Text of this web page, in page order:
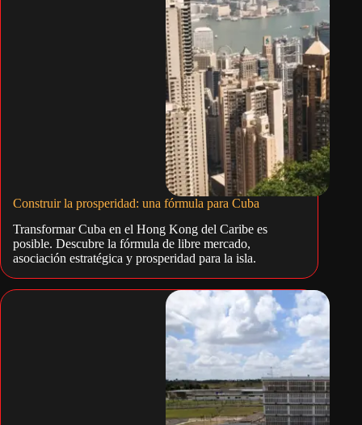
Construir la prosperidad: una fórmula para Cuba
Transformar Cuba en el Hong Kong del Caribe es
posible. Descubre la fórmula de libre mercado,
asociación estratégica y prosperidad para la isla.